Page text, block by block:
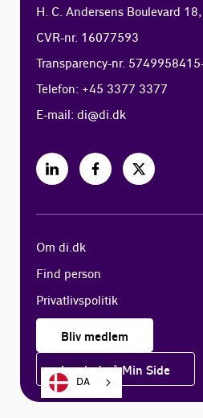
H. C. Andersens Boulevard
CVR-nr. 16077593
Transparency-nr.
Telefon: +45 3377 3377
E-mail:di@di.dk
Om di.dk
Find person
Privatlivspolitik
Bliv medlem
Log ind på Min Side
DA